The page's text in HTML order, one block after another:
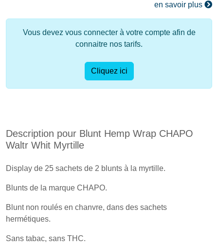
en savoir plus
Vous devez vous connecter à votre compte afin de
connaitre nos tarifs.
Cliquez ici
Description pour Blunt Hemp Wrap CHAPO
Waltr Whit Myrtille
Display de 25 sachets de 2 blunts à la myrtille.
Blunts de la marque CHAPO.
Blunt non roulés en chanvre, dans des sachets
hermétiques.
Sans tabac, sans THC.